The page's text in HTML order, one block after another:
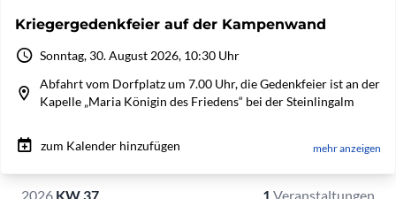
Kriegergedenkfeier auf der Kampenwand
Sonntag, 30. August 2026, 10:30 Uhr
Abfahrt vom Dorfplatz um 7.00 Uhr, die Gedenkfeier ist an der
Kapelle „Maria Königin des Friedens“ bei der Steinlingalm
zum Kalender hinzufügen mehr anzeigen
2026 KW 37 1Veranstaltungen